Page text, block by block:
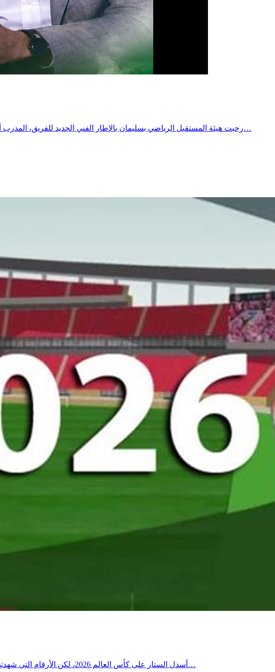
رحبت هيئة المستقبل الرياضي بسليمان بالإطار الفني الجديد للفريق، المدرب أمين كمون، الذي ينضم إلى العائلة الخضراء والبيضاء لقيادة الفريق خلال المرحلة القادمة.وتمنت الهيئة للكوتش أمين كمون…
أسدل الستار على كأس العالم 2026، لكن الأرقام التي شهدتها البطولة ستبقى حاضرة في ذاكرة كرة القدم لسنوات طويلة، بعدما تحولت النسخة التي استضافتها الولايات المتحدة وكندا…